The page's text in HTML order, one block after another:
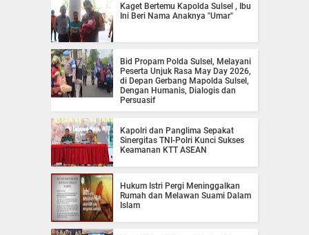
Kaget Bertemu Kapolda Sulsel , Ibu
Ini Beri Nama Anaknya "Umar"
Bid Propam Polda Sulsel, Melayani
Peserta Unjuk Rasa May Day 2026,
di Depan Gerbang Mapolda Sulsel,
Dengan Humanis, Dialogis dan
Persuasif
Kapolri dan Panglima Sepakat
Sinergitas TNI-Polri Kunci Sukses
Keamanan KTT ASEAN
Hukum Istri Pergi Meninggalkan
Rumah dan Melawan Suami Dalam
Islam